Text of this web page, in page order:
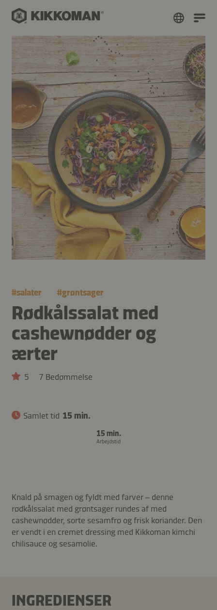
#salater #grøntsager
Rødkålssalat med
cashewnødder og
ærter
5 7 Bedømmelse
Samlet tid 15 min.
15 min.
Arbejdstid
Knald på smagen og fyldt med farver – denne
rødkålssalat med grøntsager rundes af med
cashewnødder, sorte sesamfrø og frisk koriander. Den
er vendt i en cremet dressing med Kikkoman kimchi
chilisauce og sesamolie.
INGREDIENSER